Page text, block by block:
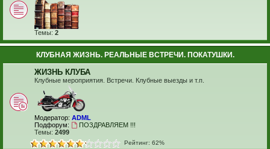
Темы: 2
КЛУБНАЯ ЖИЗНЬ. РЕАЛЬНЫЕ ВСТРЕЧИ. ПОКАТУШКИ.
ЖИЗНЬ КЛУБА
Клубные мероприятия. Встречи. Клубные выезды и т.п.
Модератор: ADML
Подфорум:
ПОЗДРАВЛЯЕМ !!!
Темы: 2499
Рейтинг: 62%